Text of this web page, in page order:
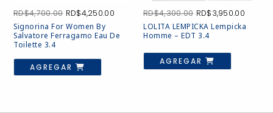
RD$4,700.00 El
precio
original
era:
RD$4,250.00El
actual
es:
RD$4,250.00.
Signorina For Women By
Salvatore Ferragamo Eau De
Toilette 3.4
AGREGAR
RD$4,300.00 El
precio
original
era:
RD$4,300.00.
RD$3,950.00El
precio
actual
LOLITA LEMPICKA Lempicka
Homme – EDT 3.4
AGREGAR